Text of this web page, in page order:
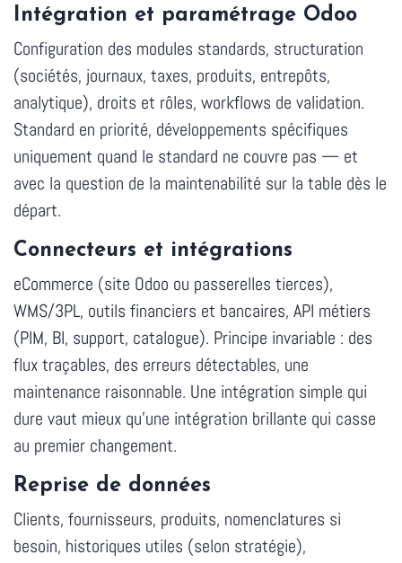
Intégration et paramétrage Odoo
Configuration des modules standards, structuration
(sociétés, journaux, taxes, produits, entrepôts,
analytique), droits et rôles, workflows de validation.
Standard en priorité, développements spécifiques
uniquement quand le standard ne couvre pas — et
avec la question de la maintenabilité sur la table dès le
départ.
Connecteurs et intégrations
eCommerce (site Odoo ou passerelles tierces),
WMS/3PL, outils financiers et bancaires, API métiers
(PIM, BI, support, catalogue). Principe invariable : des
flux traçables, des erreurs détectables, une
maintenance raisonnable. Une intégration simple qui
dure vaut mieux qu'une intégration brillante qui casse
au premier changement.
Reprise de données
Clients, fournisseurs, produits, nomenclatures si
besoin, historiques utiles (selon stratégie),